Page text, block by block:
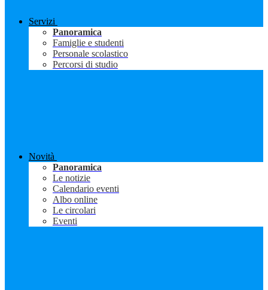
Servizi
Panoramica
Famiglie e studenti
Personale scolastico
Percorsi di studio
Novità
Panoramica
Le notizie
Calendario eventi
Albo online
Le circolari
Eventi